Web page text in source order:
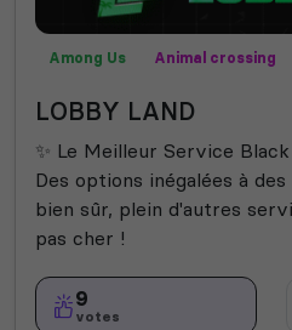
Among Us Animal crossing
Farming Simulator
Helldivers 2
Jeux Manga
Rocket League
Roleplay
Valorant
LOBBY LAND
✨ Le Meilleur Service
Des options inégalées à
bien sûr, plein d'autres
pas cher !
9
votes